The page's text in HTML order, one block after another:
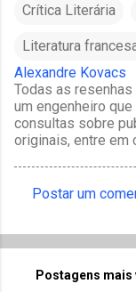
Crítica Literária
Literatura
Alexandre Kovacs
Todas as
um engenheiro
consultas sobre
originais, entre em
o
Postar um
Postagens